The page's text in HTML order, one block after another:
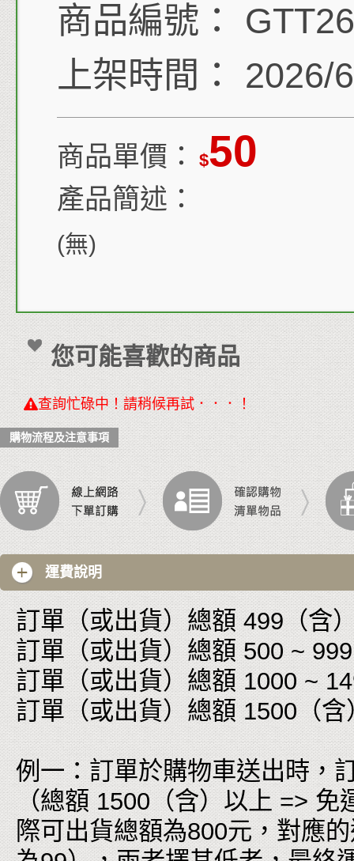
商品編號：
上架時間：
2026/
商品單價： $50
產品簡述：
(無)
您可能喜歡的商品
查詢忙碌中！請稍候再試．．．！
購物流程及注意事項
運費說明
訂單（或出貨）總額 499（含
訂單（或出貨）總額 500 ~
訂單（或出貨）總額 1000 ~
訂單（或出貨）總額 1500（
例一：訂單於購物車送出時，
（總額 1500（含）以上 => 免
際可出貨總額為800元，對應